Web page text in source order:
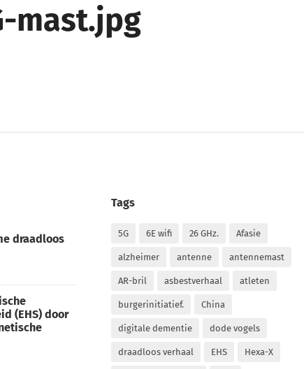
mast.jpg
draadloos
(EHS) door
Tags
5G 6E wifi 26 GHz. Afasie
alzheimer antenne antennemast
AR-bril asbestverhaal atleten
burgerinitiatief. China
digitale dementie dode vogels
draadloos verhaal EHS Hexa-X